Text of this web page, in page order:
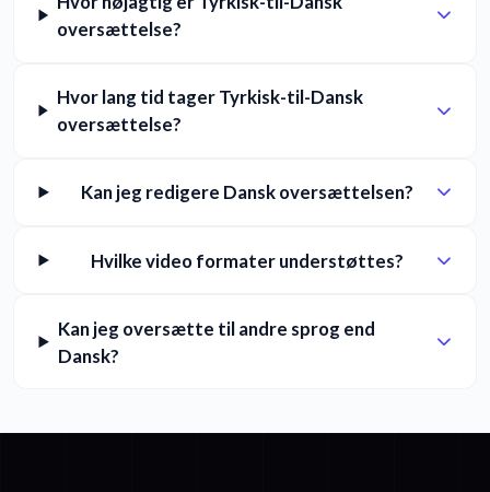
oversættelse?
Hvor lang tid tager Tyrkisk-til-Dansk
oversættelse?
Kan jeg redigere Dansk oversættelsen?
Hvilke video formater understøttes?
Kan jeg oversætte til andre sprog end
Dansk?